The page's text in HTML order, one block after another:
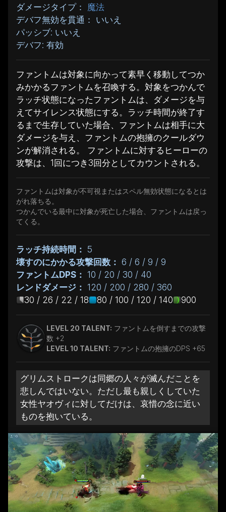
ダメージタイプ： 魔法
デバフ無効を貫通： いいえ
パッシブ: いいえ
デバフ: 有効
ファントムは対象に向かって素早く移動してつか
みかかるファントムを召喚する。対象をつかんで
ラッチ状態になったファントムは、ダメージを与
えてサイレンス状態にする。ラッチ時間が終了す
るまで生存していた場合、ファントムは相手に大
ダメージを与え、ファントムの抱擁のクールダウ
ンが解消される。 ファントムに対するヒーローの
攻撃は、1回につき3回分としてカウントされる。
ファントムは対象が不可視またはスペル無効状態になるとは
がれ落ちる。
つかんでいる最中に対象が死亡した場合、ファントムは戻っ
てくる。
ラッチ持続時間： 5
壊すのにかかる攻撃回数： 6 / 6 / 9 / 9
ファントムDPS： 10 / 20 / 30 / 40
レンドダメージ： 120 / 200 / 280 / 360
30 / 26 / 22 / 18
80 / 100 / 120 / 140 900
LEVEL 20 TALENT: ファントムを倒すまでの攻撃
数 +2
LEVEL 10 TALENT: ファントムの抱擁のDPS +65
グリムストロークは同郷の人々が滅んだことを
悲しんではいない。ただし最も親しくしていた
女性ヤオヴィに対してだけは、哀惜の念に近い
ものを抱いている。